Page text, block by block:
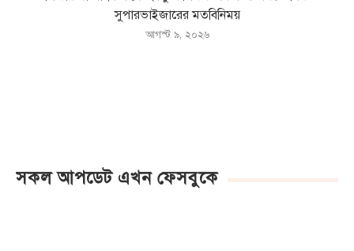
সুপারভাইজারের মতবিনিময়
আগস্ট ৯, ২০২৬
সকল আপডেট এখন ফেসবুকে